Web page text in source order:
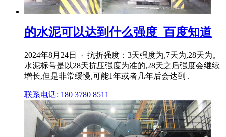
的水泥可以达到什么强度_百度知道
2024年8月24日 · 抗折强度：3天强度为,7天为,28天为。
水泥标号是以28天抗压强度为准的,28天之后强度会继续
增长,但是非常缓慢,可能1年或者几年后会达到 .
联系电话: 180 3780 8511